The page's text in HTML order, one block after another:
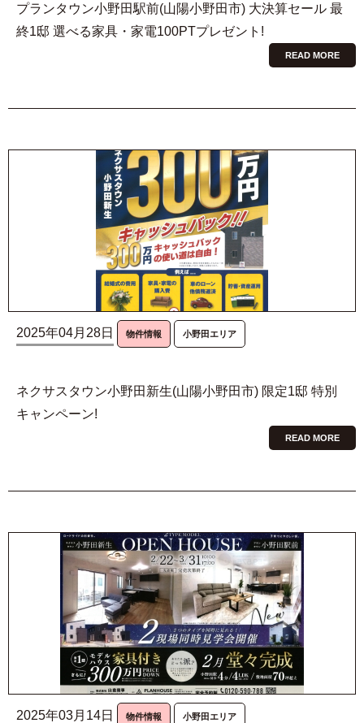
プランタウン小野田駅前(山陽小野田市) 大決算セール 最
終1邸 選べる家具・家電100PTプレゼント!
READ MORE
2025年04月28日 物件情報 小野田エリア
ネクサスタウン小野田新生(山陽小野田市) 限定1邸 特別
キャンペーン!
READ MORE
2025年03月14日 物件情報 小野田エリア